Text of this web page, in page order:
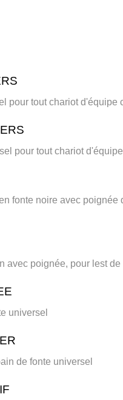
pour tout chariot d'équipe
pour tout chariot
fonte noire avec poignée
avec poignée, pour lest de
universel
de fonte universel